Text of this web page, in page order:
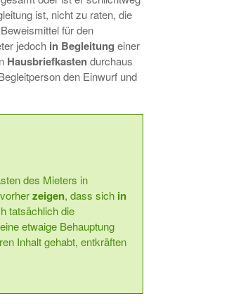
ist, nicht zu raten, die
für den
jedoch in Begleitung einer
Hausbriefkastendurchaus
den Einwurf und
des Mieters in
zeigen, dass sich in
tatsächlich die
etwaige Behauptung
Inhalt gehabt, entkräften